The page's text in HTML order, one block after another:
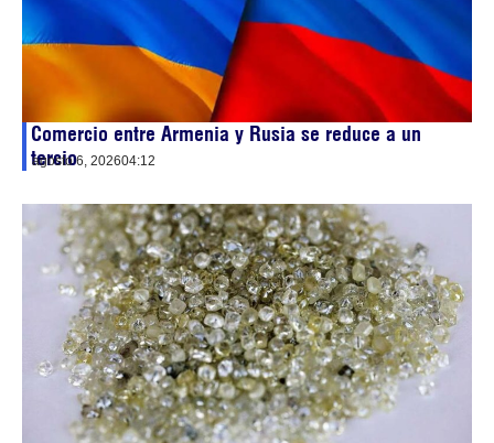
Comercio entre Armenia y Rusia se reduce a un
tercio
agosto 6, 202604:12